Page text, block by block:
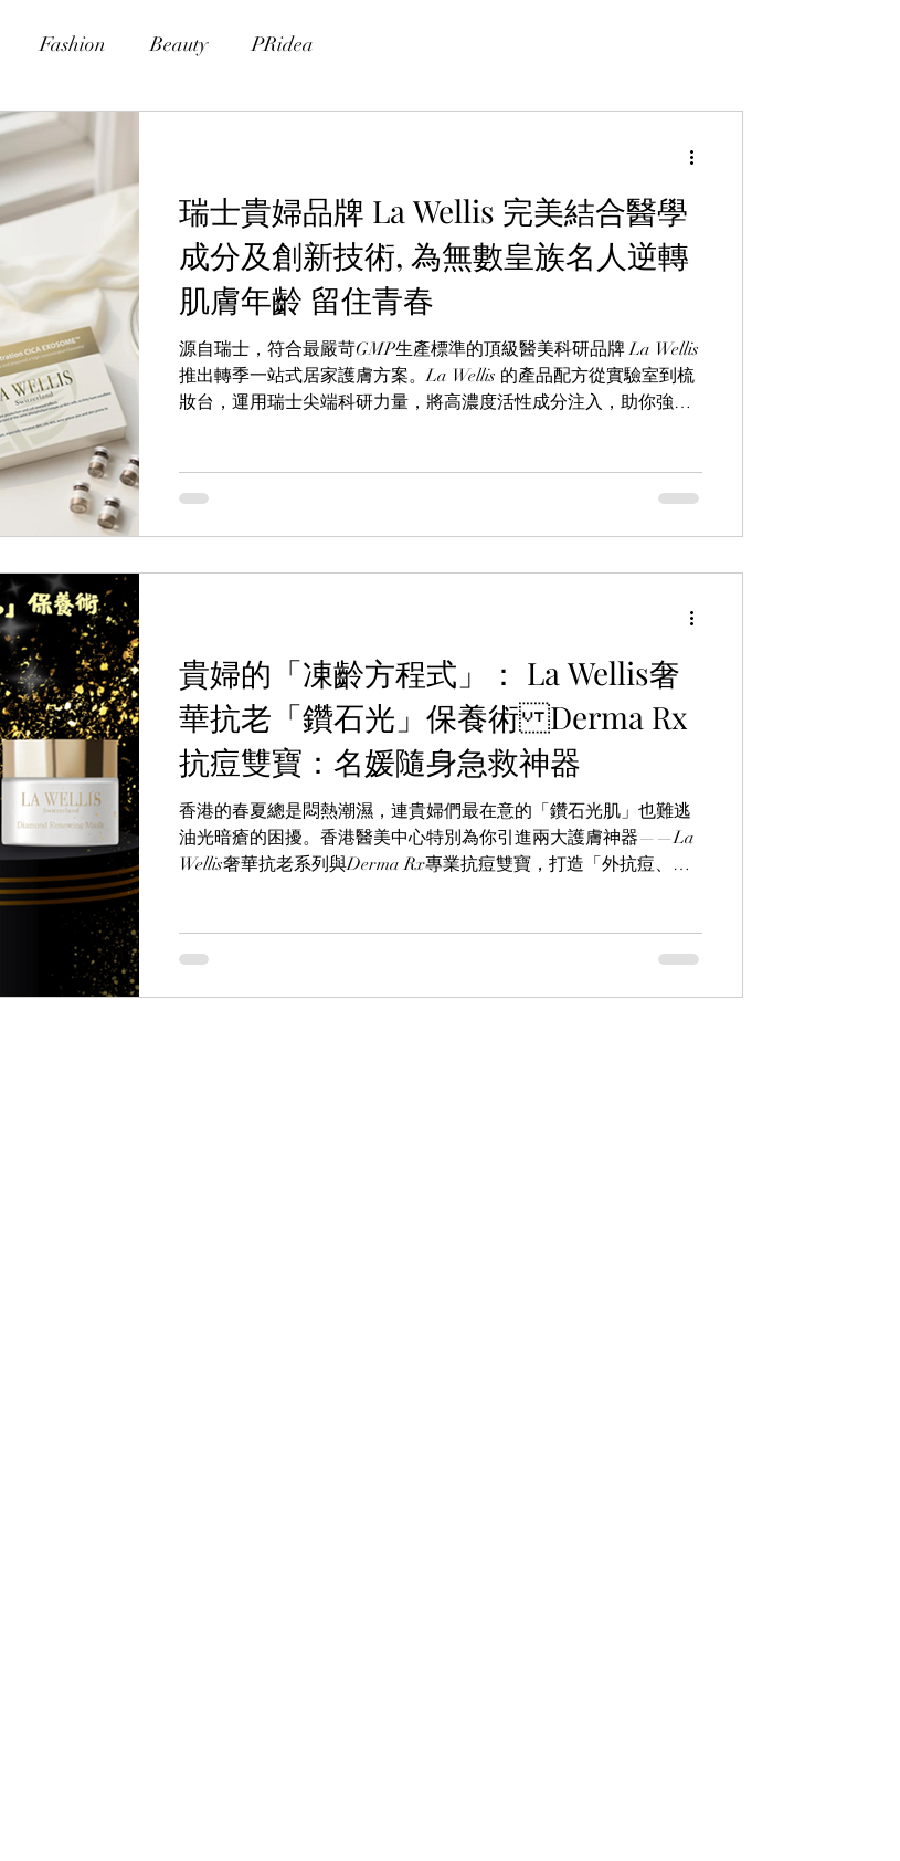
Fashion Beauty PRidea
瑞士貴婦品牌 La Wellis 完美結合醫學
成分及創新技術, 為無數皇族名人逆轉
肌膚年齡 留住青春
源自瑞士，符合最嚴苛GMP生產標準的頂級醫美科研品牌 La Wellis
推出轉季一站式居家護膚方案。La Wellis 的產品配方從實驗室到梳
妝台，運用瑞士尖端科研力量，將高濃度活性成分注入，助你強韌
貴婦的「凍齡方程式」： La Wellis奢
華抗老「鑽石光」保養術 Derma Rx
抗痘雙寶：名媛隨身急救神器
香港的春夏總是悶熱潮濕，連貴婦們最在意的「鑽石光肌」也難逃
油光暗瘡的困擾。香港醫美中心特別為你引進兩大護膚神器——La
Wellis奢華抗老系列與Derma Rx專業抗痘雙寶，打造「外抗痘、內